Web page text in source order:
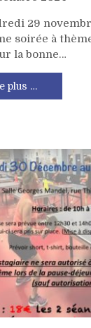
29
soirée à
la bonne…
plus …